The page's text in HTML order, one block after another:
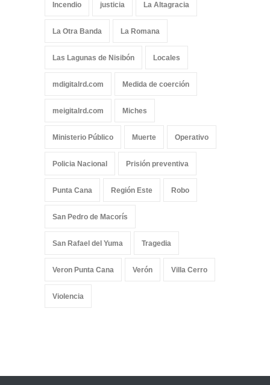
Incendio justicia La Altagracia
La Otra Banda La Romana
Las Lagunas de Nisibón Locales
mdigitalrd.com Medida de coerción
meigitalrd.com Miches
Ministerio Público Muerte Operativo
Policia Nacional Prisión preventiva
Punta Cana Región Este Robo
San Pedro de Macorís
San Rafael del Yuma Tragedia
Veron Punta Cana Verón Villa Cerro
Violencia